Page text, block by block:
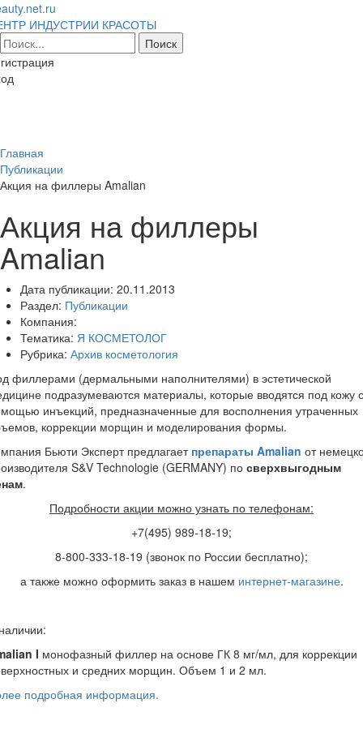
ИНДУСТРИИ КРАСОТЫ
Главная
Публикации
Акция на филлеры Amalian
Акция на филлеры
Amalian
Дата публикации: 20.11.2013
Раздел: Публикации
Компания:
Тематика: Я КОСМЕТОЛОГ
Рубрика: Архив косметология
филлерами (дермальными наполнителями) в эстетической
подразумеваются материалы, которые вводятся под кожу с
инъекций, предназначенные для восполнения утраченных
коррекции морщин и моделирования формы.
Бьюти Эксперт предлагает препараты Amalian от
S&V Technologie (GERMANY) по сверхвыгодным
.
Подробности акции можно узнать по телефонам:
+7(495) 989-18-19;
8-800-333-18-19 (звонок по России бесплатно);
а также можно оформить заказ в нашем интернет-магазине.
I монофазный филлер на основе ГК 8 мг/мл, для коррекции
и средних морщин. Объем 1 и 2 мл.
подробная информация.